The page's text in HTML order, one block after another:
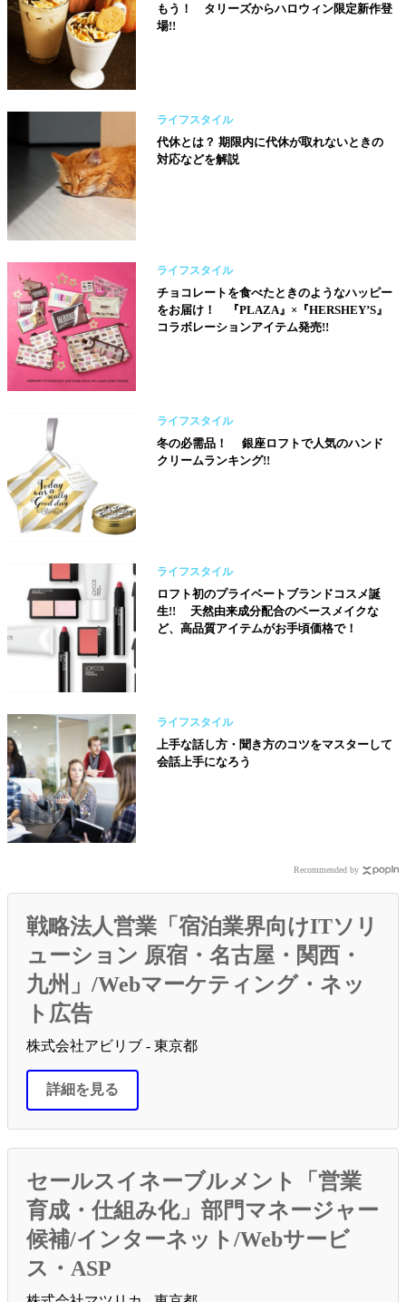
もう！ タリーズからハロウィン限定新作登
場!!
ライフスタイル
代休とは？ 期限内に代休が取れないときの
対応などを解説
ライフスタイル
チョコレートを食べたときのようなハッピー
をお届け！ 『PLAZA』×『HERSHEY’S』
コラボレーションアイテム発売!!
ライフスタイル
冬の必需品！ 銀座ロフトで人気のハンド
クリームランキング!!
ライフスタイル
ロフト初のプライベートブランドコスメ誕
生!! 天然由来成分配合のベースメイクな
ど、高品質アイテムがお手頃価格で！
ライフスタイル
上手な話し方・聞き方のコツをマスターして
会話上手になろう
Recommended by
戦略法人営業「宿泊業界向けITソリ
ューション 原宿・名古屋・関西・
九州」/Webマーケティング・ネッ
ト広告
株式会社アビリブ - 東京都
詳細を見る
セールスイネーブルメント「営業
育成・仕組み化」部門マネージャー
候補/インターネット/Webサービ
ス・ASP